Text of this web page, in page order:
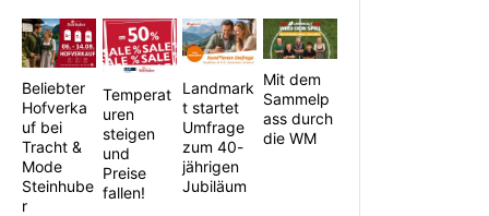
Beliebter
Hofverka
uf bei
Tracht &
Mode
Steinhube
r
Temperat
uren
steigen
und
Preise
fallen!
Landmark
t startet
Umfrage
zum 40-
jährigen
Jubiläum
Mit dem
Sammelp
ass durch
die WM